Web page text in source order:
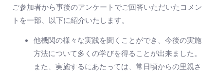
ご参加者から事後のアンケートでご回答いただいたコメン
トを一部、以下に紹介いたします。
他機関の様々な実践を聞くことができ、今後の実施
方法について多くの学びを得ることが出来ました。
また、実施するにあたっては、常日頃からの里親さ